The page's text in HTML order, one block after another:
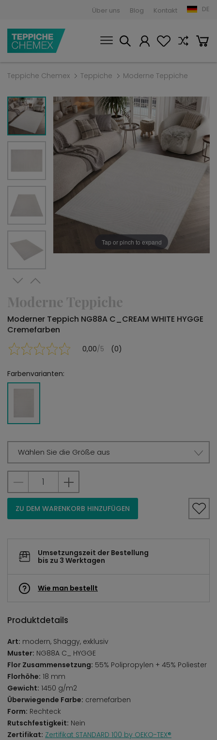
Über uns Blog Kontakt DE
Teppiche Chemex Teppiche Moderne Teppiche
Tap or pinch to expand
Moderne Teppiche
Moderner Teppich NG88A C_CREAM WHITE HYGGE
Cremefarben
0,00/5 (0)
Farbenvarianten:
Wählen Sie die Größe aus
ZU DEM WARENKORB HINZUFÜGEN
Umsetzungszeit der Bestellung
bis zu 3 Werktagen
Wie man bestellt
Produktdetails
Art: modern, Shaggy, exklusiv
Muster: NG88A C_ HYGGE
Flor Zusammensetzung: 55% Polipropylen + 45% Poliester
Florhöhe: 18 mm
Gewicht: 1450 g/m2
Überwiegende Farbe: cremefarben
Form: Rechteck
Rutschfestigkeit: Nein
Zertifikat: Zertifikat STANDARD 100 by OEKO-TEX®